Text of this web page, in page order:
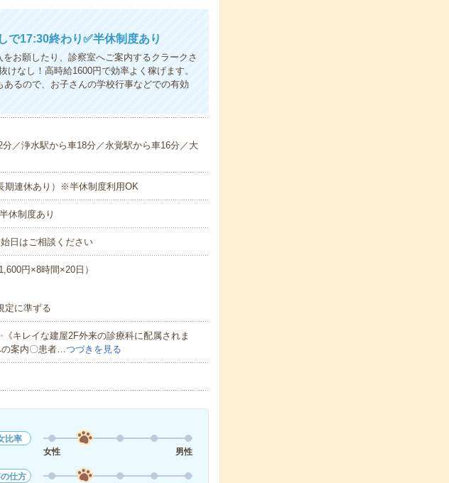
で17:30終わり✅半休制度あり
お願したり、診察室へご案内するクラークさ
なし！高時給1600円で効率よく稼げます。
るので、お子さんの学校行事などでの有効
／浄水駅から車18分／永覚駅から車16分／大
期連休あり）※半休制度利用OK
休制度あり
日はご相談ください
円×8時間×20日）
に準ずる
キレイな建屋2F外来の診療科に配属されま
の案内〇患者…つづきを見る
比率
女性
男性
仕方